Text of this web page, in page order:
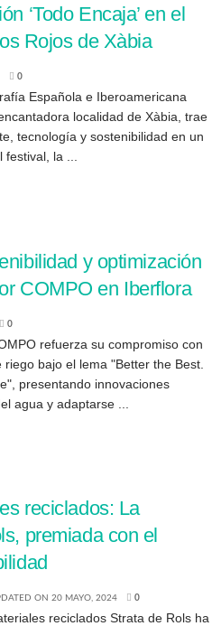
‘Todo Encaja’ en el
Rojos de Xàbia
0
Española e Iberoamericana
localidad de Xàbia, trae
tecnología y sostenibilidad en un
festival, la ...
y optimización
COMPO en Iberflora
0
refuerza su compromiso con
bajo el lema "Better the Best.
presentando innovaciones
agua y adaptarse ...
reciclados: La
premiada con el
ON 20 MAYO, 2024 0
reciclados Strata de Rols ha